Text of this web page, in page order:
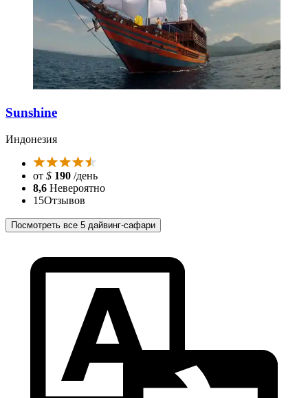
Sunshine
Индонезия
от $ 190 /день
8,6 Невероятно
15Отзывов
Посмотреть все 5 дайвинг-сафари